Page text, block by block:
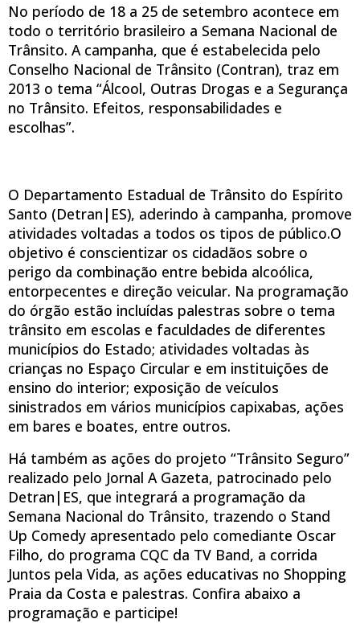
No período de 18 a 25 de setembro acontece em
todo o território brasileiro a Semana Nacional de
Trânsito. A campanha, que é estabelecida pelo
Conselho Nacional de Trânsito (Contran), traz em
2013 o tema “Álcool, Outras Drogas e a Segurança
no Trânsito. Efeitos, responsabilidades e
escolhas”.
O Departamento Estadual de Trânsito do Espírito
Santo (Detran|ES), aderindo à campanha, promove
atividades voltadas a todos os tipos de público.O
objetivo é conscientizar os cidadãos sobre o
perigo da combinação entre bebida alcoólica,
entorpecentes e direção veicular. Na programação
do órgão estão incluídas palestras sobre o tema
trânsito em escolas e faculdades de diferentes
municípios do Estado; atividades voltadas às
crianças no Espaço Circular e em instituições de
ensino do interior; exposição de veículos
sinistrados em vários municípios capixabas, ações
em bares e boates, entre outros.
Há também as ações do projeto “Trânsito Seguro”
realizado pelo Jornal A Gazeta, patrocinado pelo
Detran|ES, que integrará a programação da
Semana Nacional do Trânsito, trazendo o Stand
Up Comedy apresentado pelo comediante Oscar
Filho, do programa CQC da TV Band, a corrida
Juntos pela Vida, as ações educativas no Shopping
Praia da Costa e palestras. Confira abaixo a
programação e participe!